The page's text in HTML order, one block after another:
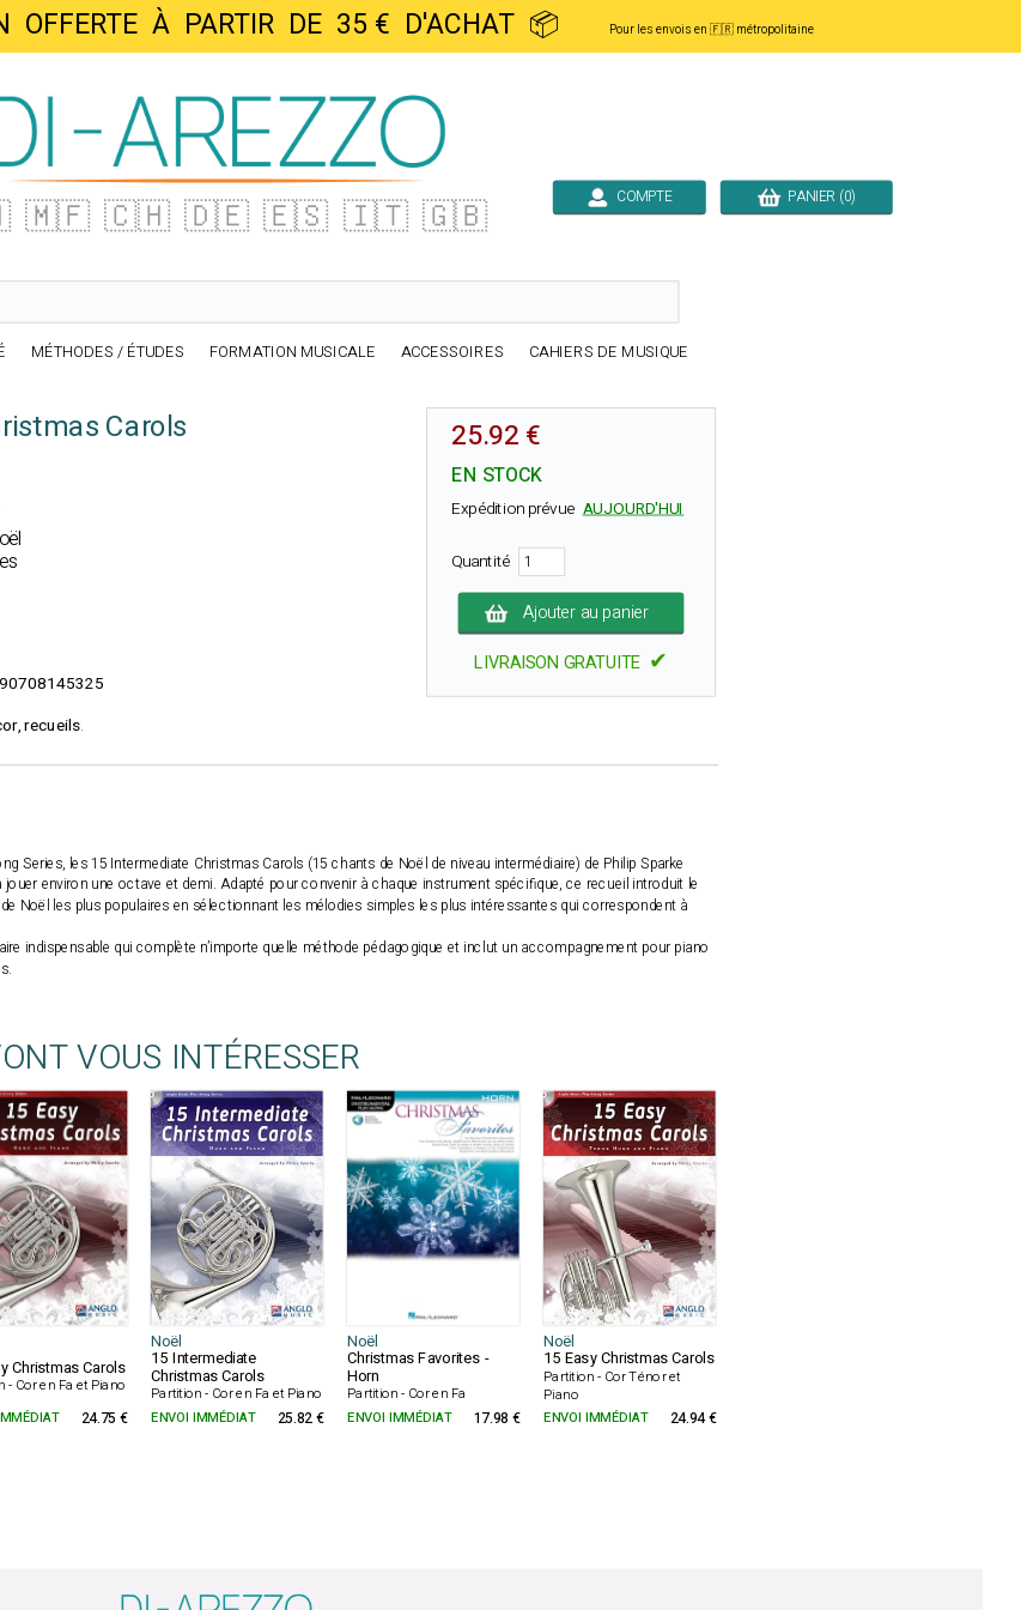
OFFERTE À PARTIR DE 35 € D'ACHAT 📦 Pour les envois en 🇫🇷 métropolitaine
🇲🇫 🇨🇭 🇩🇪 🇪🇸 🇮🇹 🇬🇧 COMPTE PANIER (0)
MÉTHODES / ÉTUDES FORMATION MUSICALE ACCESSOIRES CAHIERS DE MUSIQUE
Carols
recueils.
25.92 €
EN STOCK
Expédition prévueAUJOURD'HUI
Quantité
Ajouter au panier
LIVRAISON GRATUITE ✔
Series, les 15 Intermediate Christmas Carols (15 chants de Noël de niveau intermédiaire) de Philip Sparke
environ une octave et demi. Adapté pour convenir à chaque instrument spécifique, ce recueil introduit le
Noël les plus populaires en sélectionnant les mélodies simples les plus intéressantes qui correspondent à
indispensable qui complète n’importe quelle méthode pédagogique et inclut un accompagnement pour piano
VOUS INTÉRESSER
Noël Noël
Noël
Christmas Carols
- Cor en Fa et Piano
15 Intermediate
Christmas Carols
Partition - Cor en Fa et Piano
Christmas Favorites -
Horn
Partition - Cor en Fa
15 Easy Christmas Carols
Partition - Cor Ténor et
Piano
24.75 € ENVOI IMMÉDIAT 25.82 € ENVOI IMMÉDIAT 17.98 € ENVOI IMMÉDIAT 24.94 €